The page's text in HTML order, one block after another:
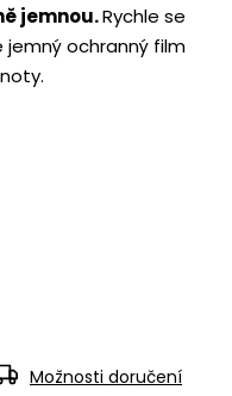
jemnou.Rychle se
ochranný film
Možnosti doručení